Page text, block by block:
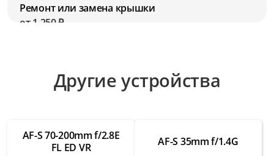
Ремонт или замена крышки
от 1 250 ₽
Ремонт резьбы для фильтров
от 3 500 ₽
Другие устройства
AF-S 70-200mm f/2.8E
FL ED VR
AF-S 35mm f/1.4G